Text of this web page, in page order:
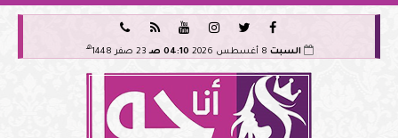






السبت 04:10 صـ 23 صفر 1448 هـ